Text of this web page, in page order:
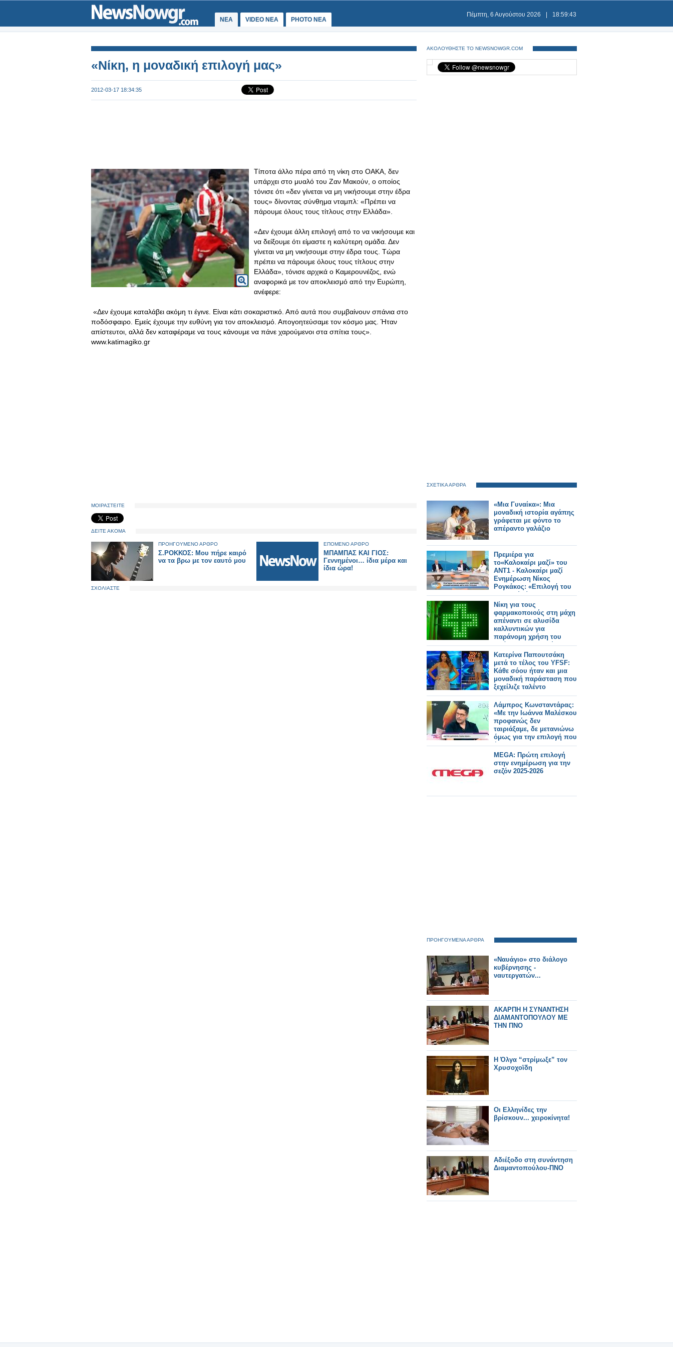
ΝΕΑ VIDEO NEA PHOTO NEA
Πέμπτη, 6 Αυγούστου 2026 18:59:43
«Νίκη, η μοναδική επιλογή μας»
2012-03-17 18:34:35
Τίποτα άλλο πέρα από τη νίκη στο ΟΑΚΑ, δεν
υπάρχει στο μυαλό του Ζαν Μακούν, ο οποίος
τόνισε ότι «δεν γίνεται να μη νικήσουμε στην έδρα
τους» δίνοντας σύνθημα νταμπλ: «Πρέπει να
πάρουμε όλους τους τίτλους στην Ελλάδα».
«Δεν έχουμε άλλη επιλογή από το να νικήσουμε και
να δείξουμε ότι είμαστε η καλύτερη ομάδα. Δεν
γίνεται να μη νικήσουμε στην έδρα τους. Τώρα
πρέπει να πάρουμε όλους τους τίτλους στην
Ελλάδα», τόνισε αρχικά ο Καμερουνέζος, ενώ
αναφορικά με τον αποκλεισμό από την Ευρώπη,
ανέφερε:
«Δεν έχουμε καταλάβει ακόμη τι έγινε. Είναι κάτι σοκαριστικό. Από αυτά που συμβαίνουν σπάνια στο
ποδόσφαιρο. Εμείς έχουμε την ευθύνη για τον αποκλεισμό. Απογοητεύσαμε τον κόσμο μας. Ήταν
απίστευτοι, αλλά δεν καταφέραμε να τους κάνουμε να πάνε χαρούμενοι στα σπίτια τους».
www.katimagiko.gr
ΜΟΙΡΑΣΤΕΙΤΕ
ΔΕΙΤΕ ΑΚΟΜΑ
ΠΡΟΗΓΟΥΜΕΝΟ ΑΡΘΡΟ
Σ.ΡΟΚΚΟΣ: Mου πήρε καιρό
να τα βρω με τον εαυτό μου
ΕΠΟΜΕΝΟ ΑΡΘΡΟ
ΜΠΑΜΠΑΣ ΚΑΙ ΓΙΟΣ:
Γεννημένοι… ίδια μέρα και
ίδια ώρα!
ΣΧΟΛΙΑΣΤΕ
ΑΚΟΛΟΥΘΗΣΤΕ ΤΟ NEWSNOWGR.COM
ΣΧΕΤΙΚΑ ΑΡΘΡΑ
«Μια Γυναίκα»: Μια
μοναδική ιστορία αγάπης
γράφεται με φόντο το
απέραντο γαλάζιο
Πρεμιέρα για
το«Καλοκαίρι μαζί» του
ΑΝΤ1 - Καλοκαίρι μαζί
Ενημέρωση Νίκος
Ρογκάκος: «Επιλογή του
σταθμού είναι να
προχωρήσει την
ενημέρωση»
Νίκη για τους
φαρμακοποιούς στη μάχη
απέναντι σε αλυσίδα
καλλυντικών για
παράνομη χρήση του
πράσινου σταυρού
Κατερίνα Παπουτσάκη
μετά το τέλος του YFSF:
Κάθε σόου ήταν και μια
μοναδική παράσταση που
ξεχείλιζε ταλέντο
Λάμπρος Κωνσταντάρας:
«Με την Ιωάννα Μαλέσκου
προφανώς δεν
ταιριάξαμε, δε μετανιώνω
όμως για την επιλογή που
έκανα»
MEGA: Πρώτη επιλογή
στην ενημέρωση για την
σεζόν 2025-2026
ΠΡΟΗΓΟΥΜΕΝΑ ΑΡΘΡΑ
«Ναυάγιο» στο διάλογο
κυβέρνησης -
ναυτεργατών...
ΑΚΑΡΠΗ Η ΣΥΝΑΝΤΗΣΗ
ΔΙΑΜΑΝΤΟΠΟΥΛΟΥ ΜΕ
ΤΗΝ ΠΝΟ
Η Όλγα “στρίμωξε” τον
Χρυσοχοϊδη
Οι Ελληνίδες την
βρίσκουν... χειροκίνητα!
Αδιέξοδο στη συνάντηση
Διαμαντοπούλου-ΠΝΟ